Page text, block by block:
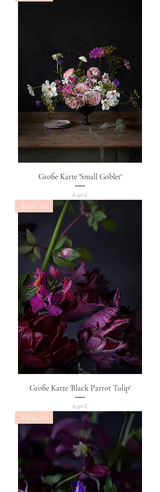
Große Karte 'Small Goblet'
Preis
6,50 €
Karte A5
Große Karte 'Black Parrot Tulip'
Preis
6,50 €
Karte A5